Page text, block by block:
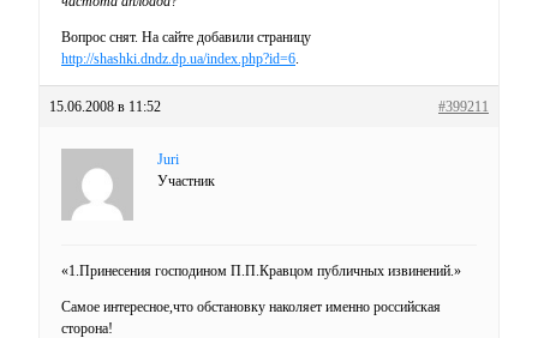
Вопрос снят. На сайте добавили страницу
http://shashki.dndz.dp.ua/index.php?id=6.
15.06.2008 в 11:52 #399211
Juri
Участник
«1.Принесения господином П.П.Кравцом публичных извинений.»
Самое интересное,что обстановку наколяет именно российская
сторона!